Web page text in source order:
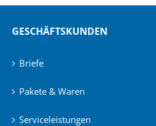
GESCHÄFTSKUNDEN
Briefe
Pakete & Waren
Serviceleistungen